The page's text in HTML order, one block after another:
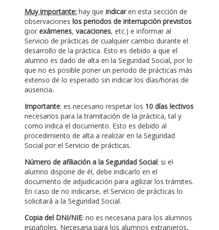
Muy importante: hay que indicaren esta sección de
observaciones los periodos de interrupción previstos
(por exámenes, vacaciones, etc.) e informar al
Servicio de prácticas de cualquier cambio durante el
desarrollo de la práctica. Esto es debido a que el
alumno es dado de alta en la Seguridad Social, por lo
que no es posible poner un periodo de prácticas más
extenso de lo esperado sin indicar los días/horas de
ausencia.
Importante: es necesario respetar los 10 días lectivos
necesarios para la tramitación de la práctica, tal y
como indica el documento. Esto es debido al
procedimiento de alta a realizar en la Seguridad
Social por el Servicio de prácticas.
Número de afiliación a la Seguridad Social: si el
alumno dispone de él, debe indicarlo en el
documento de adjudicación para agilizar los trámites.
En caso de no indicarse, el Servicio de prácticas lo
solicitará a la Seguridad Social.
Copia del DNI/NIE: no es necesaria para los alumnos
españoles. Necesaria para los alumnos extranjeros,